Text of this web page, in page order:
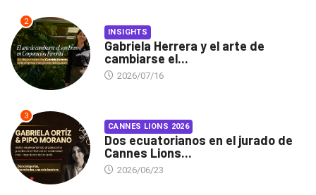
2
INSIGHTS
Gabriela Herrera y el arte de
cambiarse el...
2026/07/16
3
CANNES LIONS 2026
Dos ecuatorianos en el jurado de
Cannes Lions...
2026/06/23